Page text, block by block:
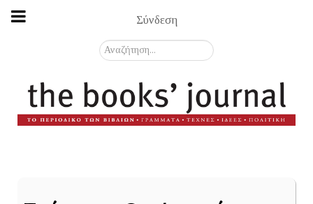
Σύνδεση
Αναζήτηση...